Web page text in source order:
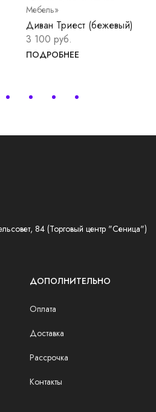
Мебель»
Диван Триест (бежевый)
3 100 руб.
ПОДРОБНЕЕ
84 (Торговый центр "Сеница")
ДОПОЛНИТЕЛЬНО
Оплата
Доставка
Рассрочка
Контакты